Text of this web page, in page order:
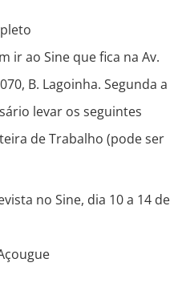
ir ao Sine que fica na Av.
B. Lagoinha. Segunda a
levar os seguintes
de Trabalho (pode ser
no Sine, dia 10 a 14 de